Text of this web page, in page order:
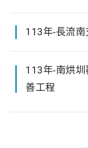
113年-長流
113年-南烘
善工程